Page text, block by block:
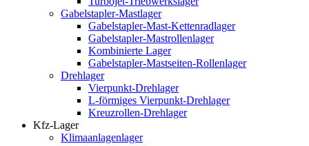
Gabelstapler-Mastlager
Gabelstapler-Mast-Kettenradlager
Gabelstapler-Mastrollenlager
Kombinierte Lager
Gabelstapler-Mastseiten-Rollenlager
Drehlager
Vierpunkt-Drehlager
L-förmiges Vierpunkt-Drehlager
Kreuzrollen-Drehlager
Kfz-Lager
Klimaanlagenlager